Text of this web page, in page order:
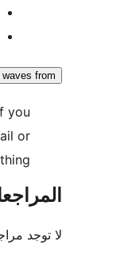
from ______?
you
or
لا توجد